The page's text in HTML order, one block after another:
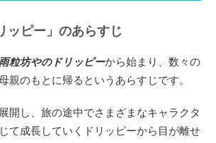
ッピー」のあらすじ
粒坊やのドリッピーから始まり、数々の
親のもとに帰るというあらすじです。
開し、旅の途中でさまざまなキャラクタ
て成長していくドリッピーから目が離せ